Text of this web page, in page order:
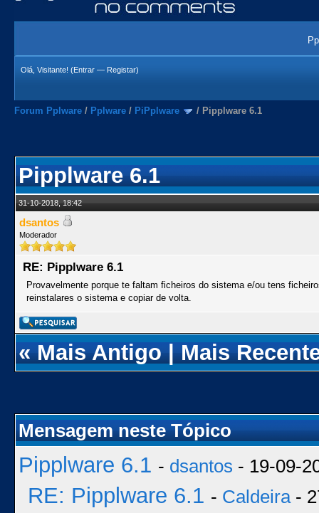
Olá, Visitante! (Entrar — Registar)
Forum Pplware / Pplware / PiPplware / Pipplware 6.1
Pipplware 6.1
31-10-2018, 18:42
dsantos
Moderador
RE: Pipplware 6.1
Provavelmente porque te faltam ficheiros do sistema e/ou tens
reinstalares o sistema e copiar de volta.
«Mais Antigo|Mais
Mensagem neste Tópico
Pipplware 6.1 - dsantos - 19-09-
RE: Pipplware 6.1 - Caldeira-